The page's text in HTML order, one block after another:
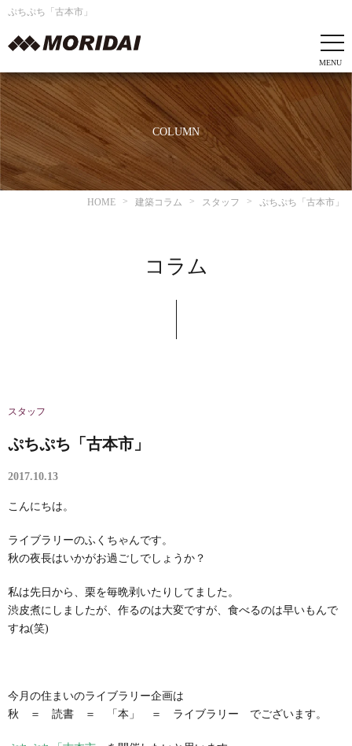
ぷちぷち「古本市」
COLUMN
HOME 建築コラム スタッフ ぷちぷち「古本市」
コラム
スタッフ
ぷちぷち「古本市」
2017.10.13
こんにちは。
ライブラリーのふくちゃんです。
秋の夜長はいかがお過ごしでしょうか？
私は先日から、栗を毎晩剥いたりしてました。
渋皮煮にしましたが、作るのは大変ですが、食べるのは早いもんで
すね(笑)
今月の住まいのライブラリー企画は
秋 ＝ 読書 ＝ 「本」 ＝ ライブラリー でございます。